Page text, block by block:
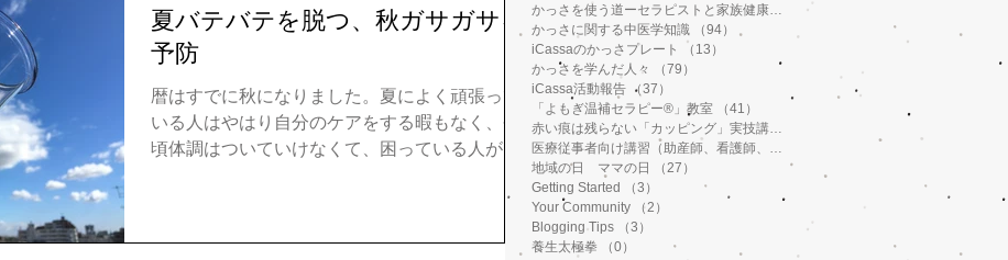
夏バテバテを脱つ、秋ガサガサを
予防
暦はすでに秋になりました。夏によく頑張って
いる人はやはり自分のケアをする暇もなく、今
頃体調はついていけなくて、困っている人が少
欲ない、体が重だるくて、なかなか疲れが取れ
（112）
かっさに関する中医学知識
（94）
iCassaのかっさプレート
（13）
かっさを学んだ人々
（79）
iCassa活動報告 （37）
「よもぎ温補セラピー®️」教室
（41）
地域の日 ママの日
（27）
Getting Started
（3）
3件の記事
Your Community
（2）
Blogging Tips
（3）
養生太極拳
（0） 0件の記事